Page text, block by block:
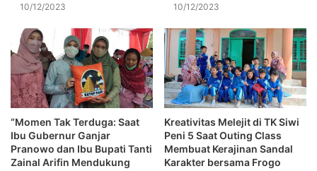
10/12/2023 10/12/2023
“Momen Tak Terduga: Saat
Ibu Gubernur Ganjar
Pranowo dan Ibu Bupati Tanti
Zainal Arifin Mendukung
Kreativitas Melejit di TK Siwi
Peni 5 Saat Outing Class
Membuat Kerajinan Sandal
Karakter bersama Frogo